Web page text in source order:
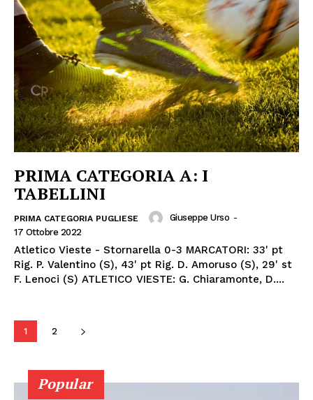
PRIMA CATEGORIA A: I
TABELLINI
PRIMA CATEGORIA PUGLIESE Giuseppe Urso -
17 Ottobre 2022
Atletico Vieste - Stornarella 0-3 MARCATORI: 33' pt
Rig. P. Valentino (S), 43' pt Rig. D. Amoruso (S), 29' st
F. Lenoci (S) ATLETICO VIESTE: G. Chiaramonte, D....
1 2
Popular